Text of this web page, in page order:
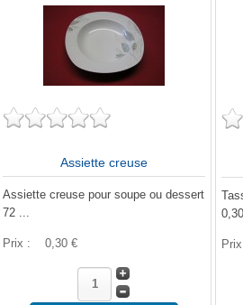
Assiette creuse
Assiette creuse pour soupe ou dessert
72 ...
Prix : 0,30 €